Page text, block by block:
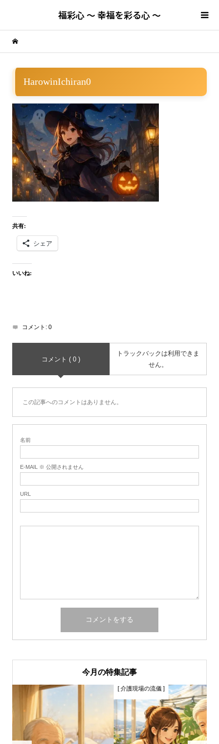
福彩心 ～ 幸福を彩る心 ～
HarowinIchiran0
共有:
シェア
いいね:
コメント: 0
コメント ( 0 )
トラックバックは利用できま
せん。
この記事へのコメントはありません。
名前
E-MAIL ※ 公開されません
URL
今月の特集記事
[ 介護現場の流儀 ]